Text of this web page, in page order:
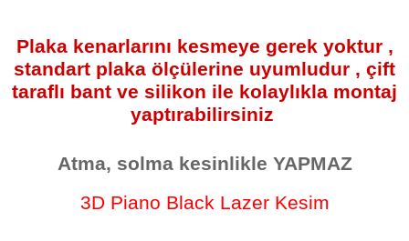
Plaka kenarlarını kesmeye gerek yoktur ,
standart plaka ölçülerine uyumludur , çift
taraflı bant ve silikon ile kolaylıkla montaj
yaptırabilirsiniz
Atma, solma kesinlikle YAPMAZ
3D Piano Black Lazer Kesim